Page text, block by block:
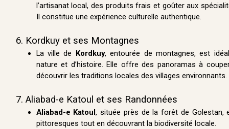
l’artisanat local, des produits frais et goûter aux
Il constitue une expérience culturelle authentique.
6. Kordkuy et ses Montagnes
La ville de Kordkuy, entourée de montagnes, est
nature et d’histoire. Elle offre des panoramas à
découvrir les traditions locales des villages environnants.
7. Aliabad-e Katoul et ses Randonnées
Aliabad-e Katoul, située près de la forêt de
pittoresques tout en découvrant la biodiversité locale.